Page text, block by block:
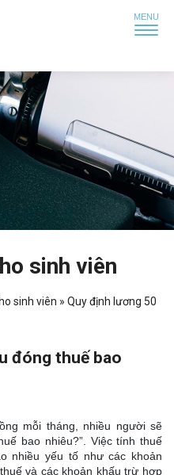
sinh viên
sinh viên » Quy định lương 50
đóng thuế bao
mỗi tháng, nhiều người sẽ
bao nhiêu?”. Việc tính thuế
nhiều yếu tố như các khoản
và các khoản khấu trừ hợp